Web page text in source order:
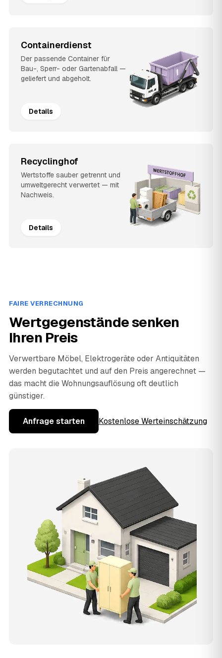
Containerdienst
Der passende Container für
Bau-, Sperr- oder Gartenabfall —
geliefert und abgeholt.
Details
Recyclinghof
Wertstoffe sauber getrennt und
umweltgerecht verwertet — mit
Nachweis.
Details
FAIRE VERRECHNUNG
Wertgegenstände senken
Ihren Preis
Verwertbare Möbel, Elektrogeräte oder Antiquitäten
werden begutachtet und auf den Preis angerechnet —
das macht die Wohnungsauflösung oft deutlich
günstiger.
Anfrage starten Kostenlose Werteinschätzung